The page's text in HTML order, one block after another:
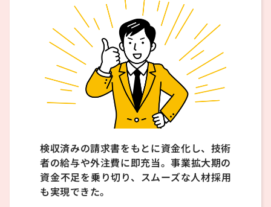
検収済みの請求書をもとに資金化し、技術
者の給与や外注費に即充当。事業拡大期の
資金不足を乗り切り、スムーズな人材採用
も実現できた。